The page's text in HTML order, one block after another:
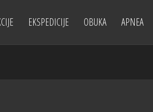
EKSPEDICIJE OBUKA APNEA